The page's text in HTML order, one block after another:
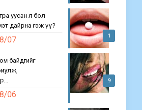
1
уусан л бол
дайрна гэж үү?
07
9
байдгийг
06